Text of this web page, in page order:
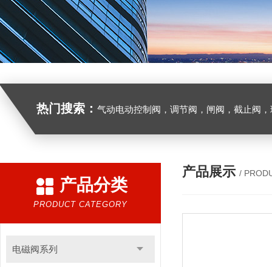
热门搜索： 气动电动控制阀，调节阀，闸阀，截止阀，球阀，蝶阀，止回阀，高温高压
产品分类
PRODUCT CATEGORY
电磁阀系列
产品展示 /